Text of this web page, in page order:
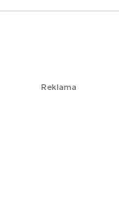
Reklama